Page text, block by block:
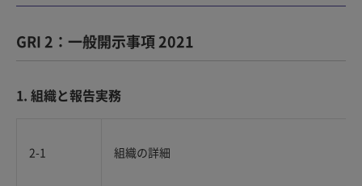
GRI 2：一般開示事項 2021
1. 組織と報告実務
2-1 組織の詳細